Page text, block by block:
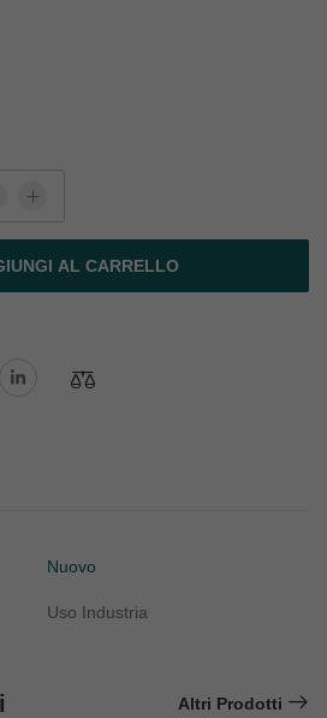
AL CARRELLO
Nuovo
Uso Industria
Altri Prodotti